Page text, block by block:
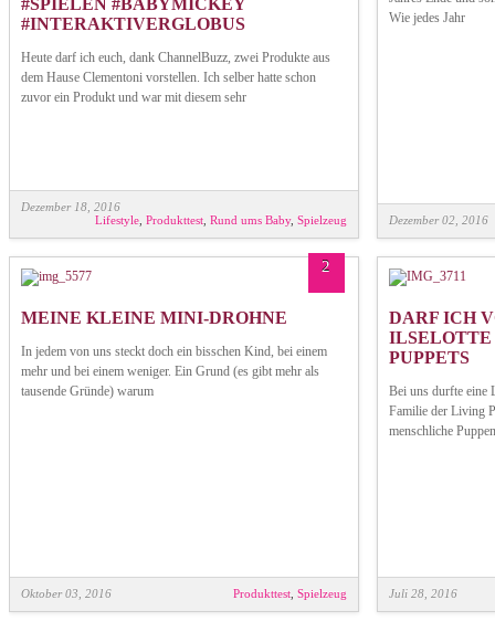
#INTERAKTIVERGLOBUS
Heute darf ich euch, dank ChannelBuzz, zwei Produkte aus
dem Hause Clementoni vorstellen. Ich selber hatte schon
zuvor ein Produkt und war mit diesem sehr
Dezember 18, 2016
Lifestyle Produkttest Rund ums Baby, Spielzeug
Wie jedes Jahr
Dezember 02, 2016
2
MEINE KLEINE MINI-DROHNE
In jedem von uns steckt doch ein bisschen Kind, bei einem
mehr und bei einem weniger. Ein Grund (es gibt mehr als
tausende Gründe) warum
Oktober 03, 2016 Produkttest Spielzeug
DARF ICH
ILSELOTTE
PUPPETS
Bei uns durfte eine
Familie der Living
menschliche
Juli 28, 2016